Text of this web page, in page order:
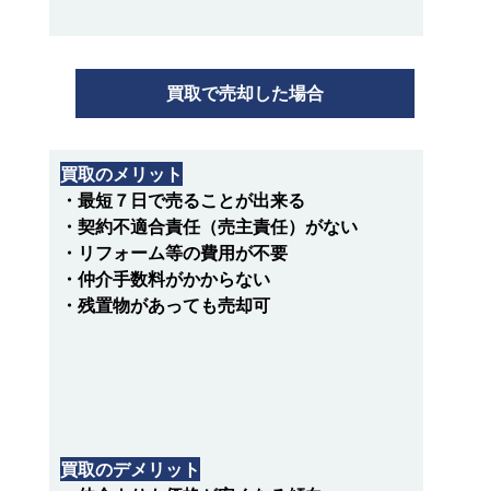
買取で売却した場合
買取のメリット
・最短７日で売ることが出来る
・契約不適合責任（売主責任）がない
・リフォーム等の費用が不要
・仲介手数料がかからない
・残置物があっても売却可
買取のデメリット